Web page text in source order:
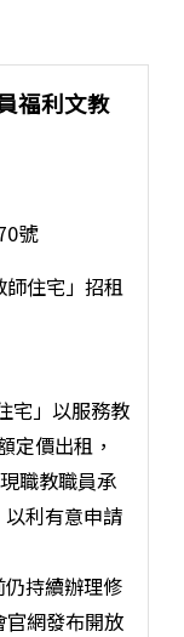
福利文教
號
住宅」招租
宅」以服務教
定價出租，
職教職員承
利有意申請
持續辦理修
網發布開放